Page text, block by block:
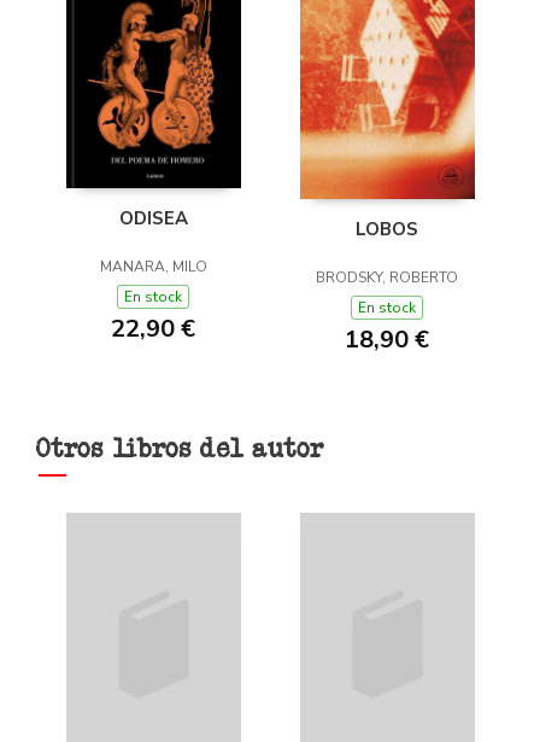
ODISEA
MANARA, MILO
En stock
22,90 €
LOBOS
BRODSKY, ROBERTO
En stock
18,90 €
Otros libros del autor